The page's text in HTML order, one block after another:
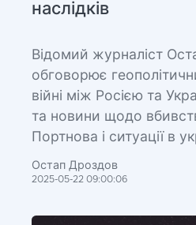
наслідків
Відомий журналіст
обговорює
війні між Росією та
та новини щодо
Портнова і ситуації в
Остап Дроздов
2025-05-22 09:00:06